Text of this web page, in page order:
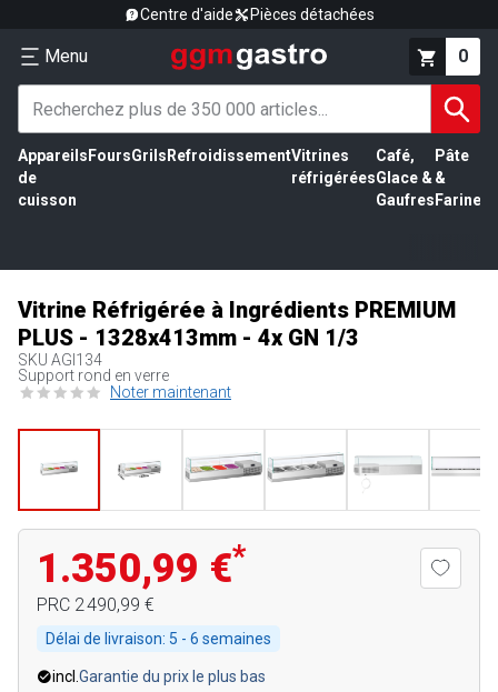
Centre d'aide Pièces détachées
Menu 0
Appareils
de
cuisson
FoursGrils RefroidissementVitrines
réfrigérées
Café,
Glace &
Gaufres
Pâte
&
Farine
Vitrine Réfrigérée à Ingrédients PREMIUM
PLUS - 1328x413mm - 4x GN 1/3
SKU AGI134
Support rond en verre
Noter maintenant
1.350,99 €*
PRC 2 490,99 €
Délai de livraison: 5 - 6 semaines
incl. Garantie du prix le plus bas